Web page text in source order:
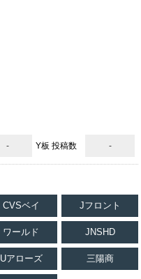
- Y板 投稿数 -
CVSベイ Jフロント
ワールド JNSHD
Uアローズ 三陽商